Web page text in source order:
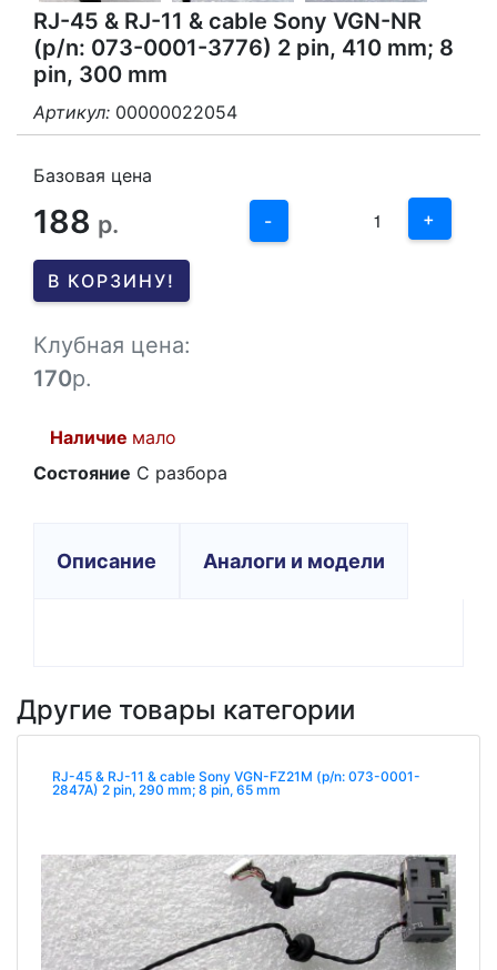
RJ-45 & RJ-11 & cable Sony VGN-NR
(p/n: 073-0001-3776) 2 pin, 410 mm; 8
pin, 300 mm
Артикул: 00000022054
Базовая цена
188 р. -
3
1
+
В КОРЗИНУ!
Клубная цена:
170р.
Наличие мало
Состояние С разбора
Описание Аналоги и модели
Другие товары категории
RJ-45 & RJ-11 & cable Sony VGN-FZ21M (p/n: 073-0001-
2847A) 2 pin, 290 mm; 8 pin, 65 mm